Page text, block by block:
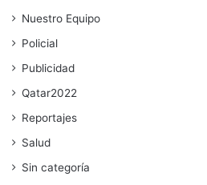
Nuestro Equipo
Policial
Publicidad
Qatar2022
Reportajes
Salud
Sin categoría